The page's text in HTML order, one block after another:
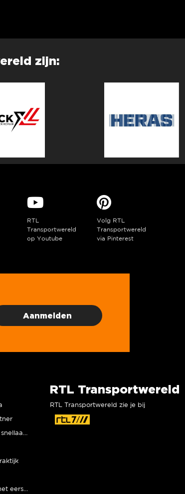
zijn:
RTL
Transportwereld
op Youtube
Volg RTL
Transportwereld
via Pinterest
RTL Transportwereld
RTL Transportwereld zie je bij